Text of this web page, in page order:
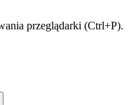
przeglądarki (Ctrl+P).